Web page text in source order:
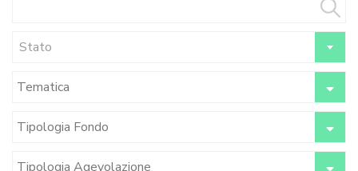
Stato